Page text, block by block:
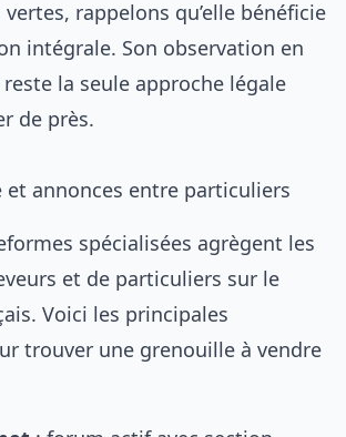
, rappelons qu’elle bénéficie
intégrale. Son observation en
la seule approche légale
de près.
et annonces entre particuliers
spécialisées agrègent les
et de particuliers sur le
Voici les principales
trouver une grenouille à vendre